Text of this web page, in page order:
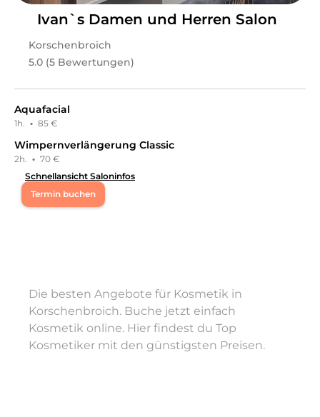
Ivanˋs Damen und Herren Salon
Korschenbroich
5.0 (5 Bewertungen)
Aquafacial
1h. · 85 €
Wimpernverlängerung Classic
2h. · 70 €
Schnellansicht Saloninfos
Termin buchen
Wohlfühlerlebnis.
Leistungen
Ivanˋs Damen und Herren Salonin Korschenbroich
bietet Leistungen inKosmetik, Gesichts- &
Die besten Angebote für Kosmetik in
Korschenbroich. Buche jetzt einfach
Kosmetik online. Hier findest du Top
Kosmetiker mit den günstigsten Preisen.